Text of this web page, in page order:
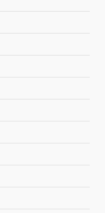
en Yuriria